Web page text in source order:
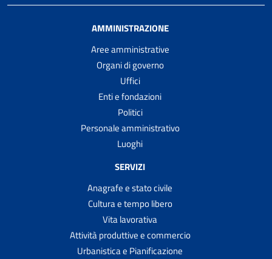
AMMINISTRAZIONE
Aree amministrative
Organi di governo
Uffici
Enti e fondazioni
Politici
Personale amministrativo
Luoghi
SERVIZI
Anagrafe e stato civile
Cultura e tempo libero
Vita lavorativa
Attività produttive e commercio
Urbanistica e Pianificazione